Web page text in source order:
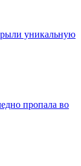
уникальную
пропала во